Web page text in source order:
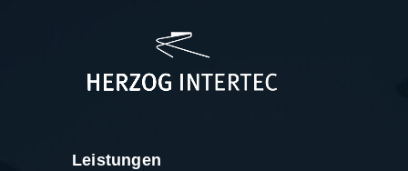
Leistungen